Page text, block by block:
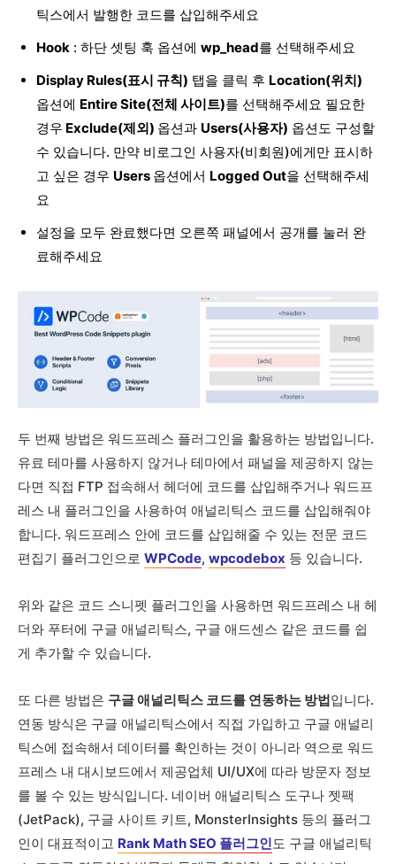
틱스에서 발행한 코드를 삽입해주세요
Hook : 하단 셋팅 훅 옵션에 wp_head를 선택해주세요
Display Rules(표시 규칙) 탭을 클릭 후 Location(위치)
옵션에 Entire Site(전체 사이트)를 선택해주세요 필요한
경우 Exclude(제외) 옵션과 Users(사용자) 옵션도 구성할
수 있습니다. 만약 비로그인 사용자(비회원)에게만 표시하
고 싶은 경우 Users 옵션에서 Logged Out을 선택해주세
요
설정을 모두 완료했다면 오른쪽 패널에서 공개를 눌러 완
료해주세요
두 번째 방법은 워드프레스 플러그인을 활용하는 방법입니다.
유료 테마를 사용하지 않거나 테마에서 패널을 제공하지 않는
다면 직접 FTP 접속해서 헤더에 코드를 삽입해주거나 워드프
레스 내 플러그인을 사용하여 애널리틱스 코드를 삽입해줘야
합니다. 워드프레스 안에 코드를 삽입해줄 수 있는 전문 코드
편집기 플러그인으로 WPCode, wpcodebox 등 있습니다.
위와 같은 코드 스니펫 플러그인을 사용하면 워드프레스 내 헤
더와 푸터에 구글 애널리틱스, 구글 애드센스 같은 코드를 쉽
게 추가할 수 있습니다.
또 다른 방법은 구글 애널리틱스 코드를 연동하는 방법입니다.
연동 방식은 구글 애널리틱스에서 직접 가입하고 구글 애널리
틱스에 접속해서 데이터를 확인하는 것이 아니라 역으로 워드
프레스 내 대시보드에서 제공업체 UI/UX에 따라 방문자 정보
를 볼 수 있는 방식입니다. 네이버 애널리틱스 도구나 젯팩
(JetPack), 구글 사이트 키트, MonsterInsights 등의 플러그
인이 대표적이고 Rank Math SEO 플러그인도 구글 애널리틱